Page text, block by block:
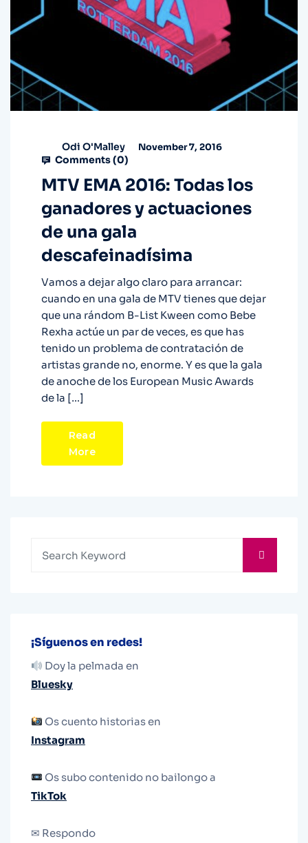
Odi O'Malley November 7, 2016
Comments (0)
MTV EMA 2016: Todas los
ganadores y actuaciones
de una gala
descafeinadísima
Vamos a dejar algo claro para arrancar:
cuando en una gala de MTV tienes que dejar
que una rándom B-List Kween como Bebe
Rexha actúe un par de veces, es que has
tenido un problema de contratación de
artistas grande no, enorme. Y es que la gala
de anoche de los European Music Awards
de la […]
Read
More
¡Síguenos en redes!
Doy la pelmada en
Bluesky
Os cuento historias en
Instagram
Os subo contenido no bailongo a
TikTok
✉ Respondo